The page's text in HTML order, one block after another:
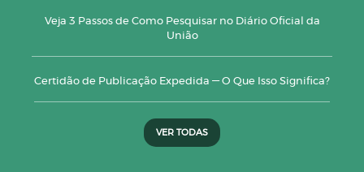
Veja 3 Passos de Como Pesquisar no Diário Oficial da
União
Certidão de Publicação Expedida — O Que Isso Significa?
VER TODAS